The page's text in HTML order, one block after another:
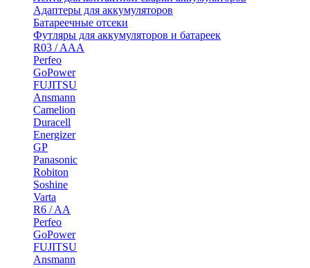
Адаптеры для аккумуляторов
Батареечные отсеки
Футляры для аккумуляторов и батареек
R03 / AAA
Perfeo
GoPower
FUJITSU
Ansmann
Camelion
Duracell
Energizer
GP
Panasonic
Robiton
Soshine
Varta
R6 / AA
Perfeo
GoPower
FUJITSU
Ansmann